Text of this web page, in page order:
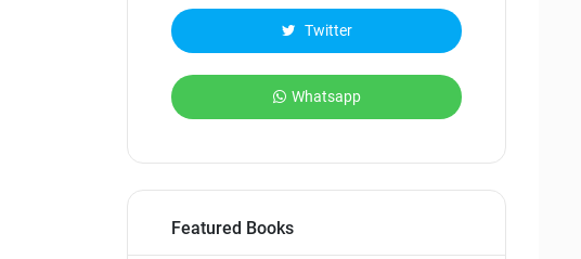
Twitter
Whatsapp
Featured Books